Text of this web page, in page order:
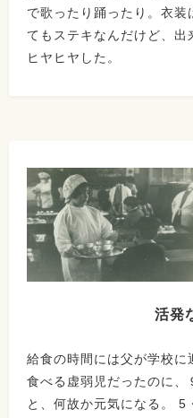
で歌ったり踊ったり。衣装
てもステキなんだけど、
ヒヤヒヤした。
活発
給食の時間には父が学校に
食べる虚弱児だったのに、
と、何故か元気になる。 5